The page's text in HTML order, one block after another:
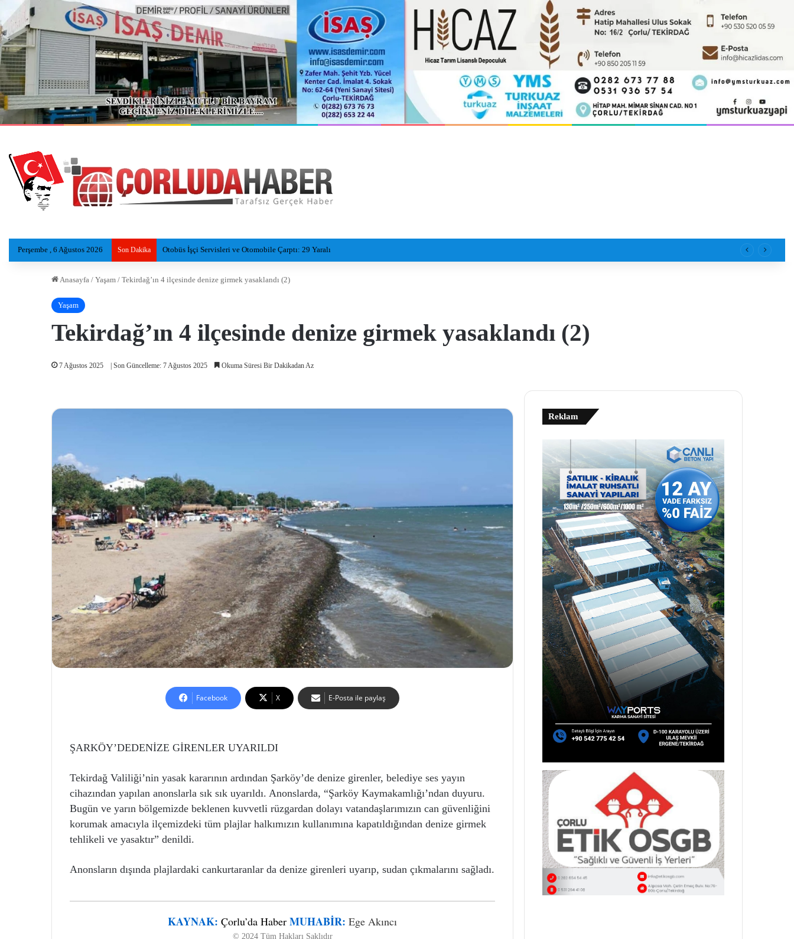
Perşembe , 6 Ağustos 2026 Son Dakika Serinlemek için girdiği gölde kayboldu
Anasayfa / Yaşam / Tekirdağ’ın 4 ilçesinde denize girmek yasaklandı (2)
Yaşam
Tekirdağ’ın 4 ilçesinde denize girmek yasaklandı (2)
7 Ağustos 2025 | Son Güncelleme: 7 Ağustos 2025 Okuma Süresi Bir Dakikadan Az
Facebook X E-Posta ile paylaş
ŞARKÖY’DEDENİZE GİRENLER UYARILDI
Tekirdağ Valiliği’nin yasak kararının ardından Şarköy’de denize girenler, belediye ses yayın
cihazından yapılan anonslarla sık sık uyarıldı. Anonslarda, “Şarköy Kaymakamlığı’ndan duyuru.
Bugün ve yarın bölgemizde beklenen kuvvetli rüzgardan dolayı vatandaşlarımızın can güvenliğini
korumak amacıyla ilçemizdeki tüm plajlar halkımızın kullanımına kapatıldığından denize girmek
tehlikeli ve yasaktır” denildi.
Anonsların dışında plajlardaki cankurtaranlar da denize girenleri uyarıp, sudan çıkmalarını sağladı.
KAYNAK: Çorlu’da Haber MUHABIR: Ege Akıncı
© 2024 Tüm Hakları Saklıdır
Reklam